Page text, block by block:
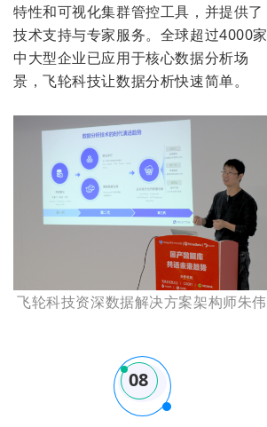
特性和可视化集群管控工具，并提供了
技术支持与专家服务。全球超过4000家
中大型企业已应用于核心数据分析场
景，飞轮科技让数据分析快速简单。
飞轮科技资深数据解决方案架构师朱伟
08